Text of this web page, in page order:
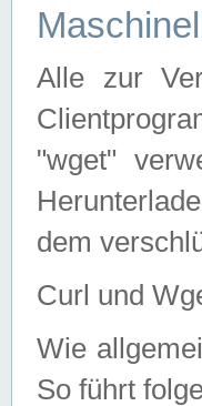
Alle zur
"wget"
dem
Curl und
Wie
So führt